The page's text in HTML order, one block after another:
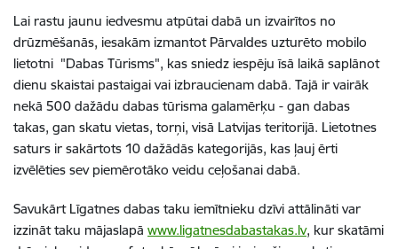
Lai rastu jaunu iedvesmu atpūtai dabā un izvairītos no
drūzmēšanās, iesakām izmantot Pārvaldes uzturēto mobilo
lietotni "Dabas Tūrisms", kas sniedz iespēju īsā laikā saplānot
dienu skaistai pastaigai vai izbraucienam dabā. Tajā ir vairāk
nekā 500 dažādu dabas tūrisma galamērķu - gan dabas
takas, gan skatu vietas, torņi, visā Latvijas teritorijā. Lietotnes
saturs ir sakārtots 10 dažādās kategorijās, kas ļauj ērti
izvēlēties sev piemērotāko veidu ceļošanai dabā.
Savukārt Līgatnes dabas taku iemītnieku dzīvi attālināti var
izzināt taku mājaslapā www.ligatnesdabastakas.lv, kur skatāmi